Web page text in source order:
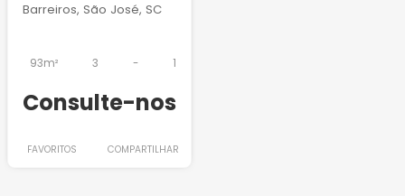
Barreiros, São José, SC
93m² 3 - 1
Consulte-nos
FAVORITOS COMPARTILHAR